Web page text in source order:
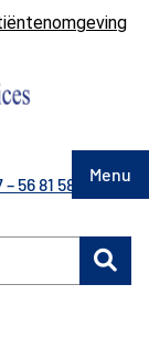
Menu
56 81 58